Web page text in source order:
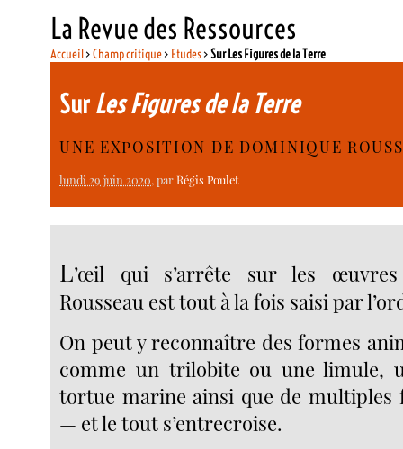
La Revue des Ressources
Accueil>Champ critique> Etudes>Sur Les Figures de la Terre
Sur Les Figures de la Terre
UNE EXPOSITION DE DOMINIQUE
lundi 29 juin 2020, parRégis Poulet
L’œil qui s’arrête sur les
Rousseau est tout à la fois saisi par
On peut y reconnaître des formes
comme un trilobite ou une limule,
tortue marine ainsi que de multiples
— et le tout s’entrecroise.